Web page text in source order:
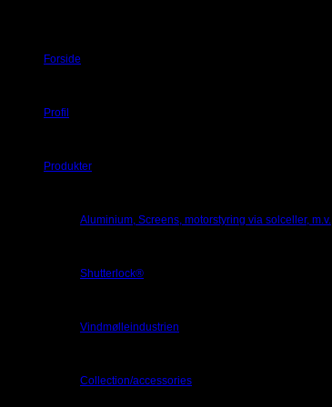
Forside
Profil
Produkter
Aluminium, Screens, motorstyring via solceller, m.v.
Shutterlock®
Vindmølleindustrien
Collection/accessories